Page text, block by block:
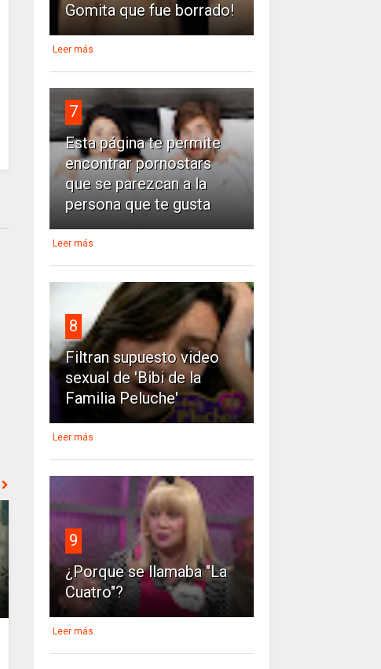
Gomita que fue borrado!
Leer más
7
Esta página te permite
encontrar pornostars
que se parezcan a la
persona que te gusta
Leer más
8
Filtran supuesto video
sexual de 'Bibi de la
Familia Peluche'
Leer más
9
¿Porque se llamaba "La
Cuatro"?
Leer más